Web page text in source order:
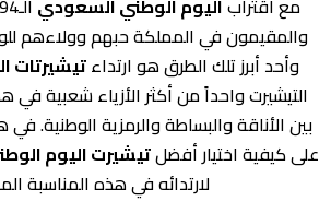
والمقيمون في المملكة حبهم وولاءهم
وأحد أبرز تلك الطرق هو ارتداءتيشيرتات
التيشيرت واحداً من أكثر الأزياء شعبية في
بين الأناقة والبساطة والرمزية الوطنية.
على كيفية اختيار أفضلتيشيرت اليوم
لارتدائه في هذه المناسبة